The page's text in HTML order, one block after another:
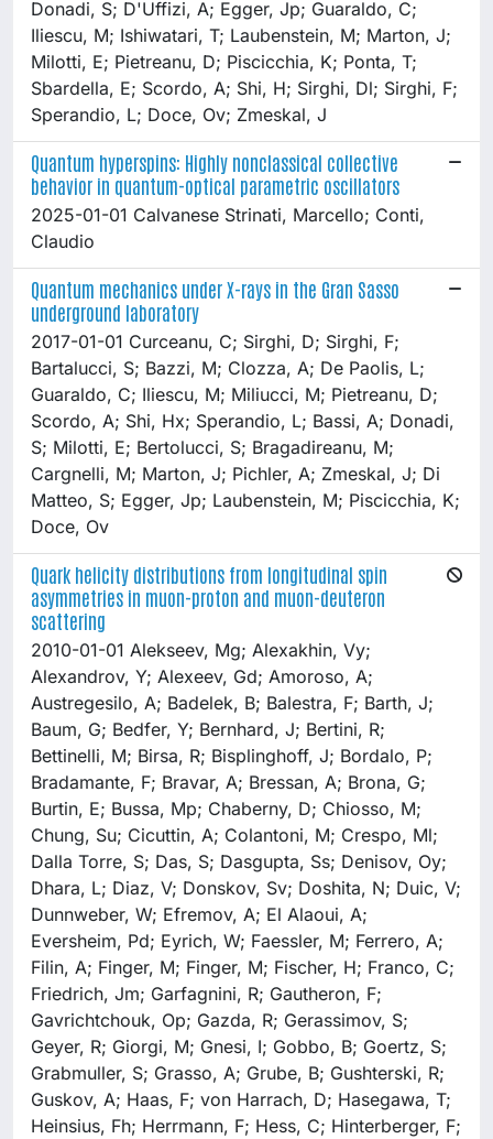
Donadi, S; D'Uffizi, A; Egger, Jp; Guaraldo, C;
Iliescu, M; Ishiwatari, T; Laubenstein, M; Marton, J;
Milotti, E; Pietreanu, D; Piscicchia, K; Ponta, T;
Sbardella, E; Scordo, A; Shi, H; Sirghi, Dl; Sirghi, F;
Sperandio, L; Doce, Ov; Zmeskal, J
Quantum hyperspins: Highly nonclassical collective
behavior in quantum-optical parametric oscillators
2025-01-01 Calvanese Strinati, Marcello; Conti,
Claudio
Quantum mechanics under X-rays in the Gran Sasso
underground laboratory
2017-01-01 Curceanu, C; Sirghi, D; Sirghi, F;
Bartalucci, S; Bazzi, M; Clozza, A; De Paolis, L;
Guaraldo, C; Iliescu, M; Miliucci, M; Pietreanu, D;
Scordo, A; Shi, Hx; Sperandio, L; Bassi, A; Donadi,
S; Milotti, E; Bertolucci, S; Bragadireanu, M;
Cargnelli, M; Marton, J; Pichler, A; Zmeskal, J; Di
Matteo, S; Egger, Jp; Laubenstein, M; Piscicchia, K;
Doce, Ov
Quark helicity distributions from longitudinal spin
asymmetries in muon-proton and muon-deuteron
scattering
2010-01-01 Alekseev, Mg; Alexakhin, Vy;
Alexandrov, Y; Alexeev, Gd; Amoroso, A;
Austregesilo, A; Badelek, B; Balestra, F; Barth, J;
Baum, G; Bedfer, Y; Bernhard, J; Bertini, R;
Bettinelli, M; Birsa, R; Bisplinghoff, J; Bordalo, P;
Bradamante, F; Bravar, A; Bressan, A; Brona, G;
Burtin, E; Bussa, Mp; Chaberny, D; Chiosso, M;
Chung, Su; Cicuttin, A; Colantoni, M; Crespo, Ml;
Dalla Torre, S; Das, S; Dasgupta, Ss; Denisov, Oy;
Dhara, L; Diaz, V; Donskov, Sv; Doshita, N; Duic, V;
Dunnweber, W; Efremov, A; El Alaoui, A;
Eversheim, Pd; Eyrich, W; Faessler, M; Ferrero, A;
Filin, A; Finger, M; Finger, M; Fischer, H; Franco, C;
Friedrich, Jm; Garfagnini, R; Gautheron, F;
Gavrichtchouk, Op; Gazda, R; Gerassimov, S;
Geyer, R; Giorgi, M; Gnesi, I; Gobbo, B; Goertz, S;
Grabmuller, S; Grasso, A; Grube, B; Gushterski, R;
Guskov, A; Haas, F; von Harrach, D; Hasegawa, T;
Heinsius, Fh; Herrmann, F; Hess, C; Hinterberger, F;